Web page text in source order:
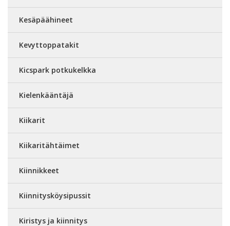
Kesäpäähineet
Kevyttoppatakit
Kicspark potkukelkka
Kielenkääntäjä
Kiikarit
Kiikaritähtäimet
Kiinnikkeet
Kiinnitysköysipussit
Kiristys ja kiinnitys